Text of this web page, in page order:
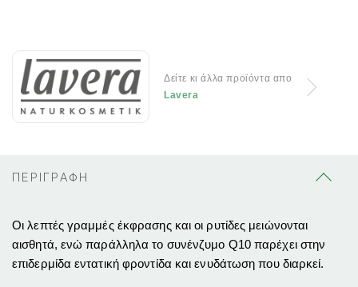
Δείτε κι άλλα προϊόντα απο
Lavera
ΠΕΡΙΓΡΑΦΗ
Οι λεπτές γραμμές έκφρασης και οι ρυτίδες μειώνονται
αισθητά, ενώ παράλληλα το συνένζυμο Q10 παρέχει στην
επιδερμίδα εντατική φροντίδα και ενυδάτωση που διαρκεί.